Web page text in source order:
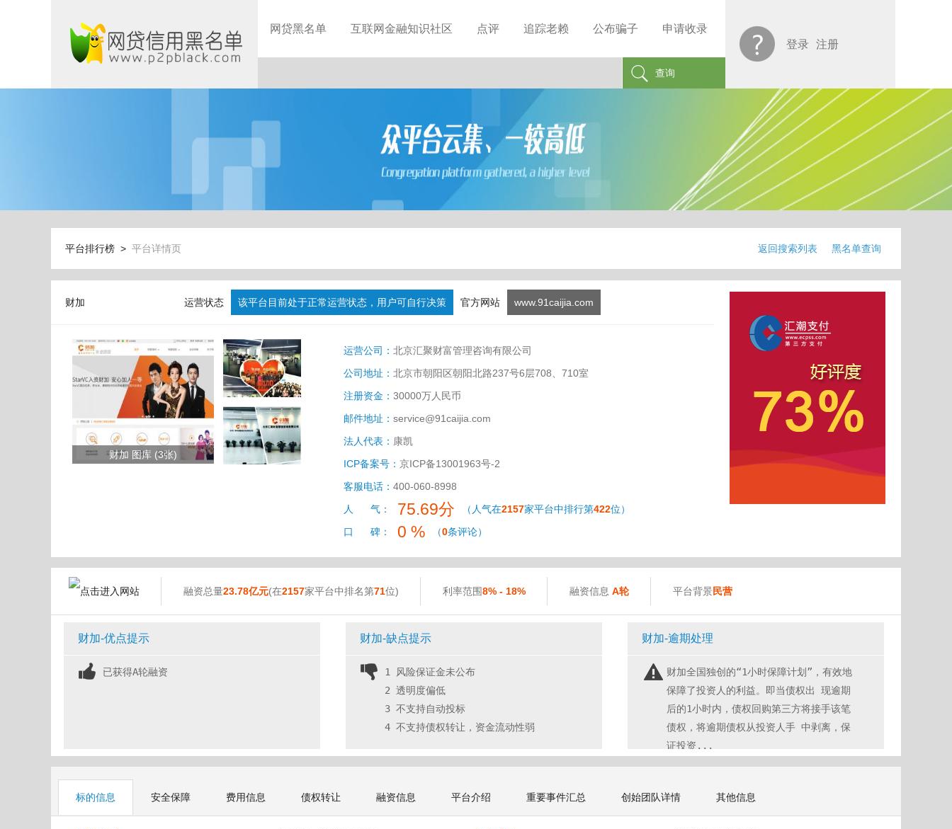
网贷黑名单 互联网金融知识社区 点评 追踪老赖 公布骗子 申请收录
查询
登录 注册
平台排行榜 > 平台详情页 返回搜索列表 黑名单查询
财加 运营状态 该平台目前处于正常运营状态，用户可自行决策 官方网站 www.91caijia.com
财加 图库 (3张)
运营公司： 北京汇聚财富管理咨询有限公司
公司地址： 北京市朝阳区朝阳北路237号6层708、710室
注册资金： 30000万人民币
邮件地址： service@91caijia.com
法人代表： 康凯
ICP备案号： 京ICP备13001963号-2
客服电话： 400-060-8998
人 气：
75.69分 （人气在2157家平台中排行第422位）
口 碑：
0 % （0条评论）
融资总量23.78亿元(在2157家平台中排名第71位) 利率范围8% - 18% 融资信息 A轮 平台背景民营
财加-优点提示
已获得A轮融资
财加-缺点提示
1 风险保证金未公布
2 透明度偏低
3 不支持自动投标
4 不支持债权转让，资金流动性弱
财加-逾期处理
财加全国独创的“1小时保障计划”，有效地
保障了投资人的利益。即当债权出 现逾期
后的1小时内，债权回购第三方将接手该笔
债权，将逾期债权从投资人手 中剥离，保
证投资...
标的信息 安全保障 费用信息 债权转让 融资信息 平台介绍 重要事件汇总 创始团队详情 其他信息